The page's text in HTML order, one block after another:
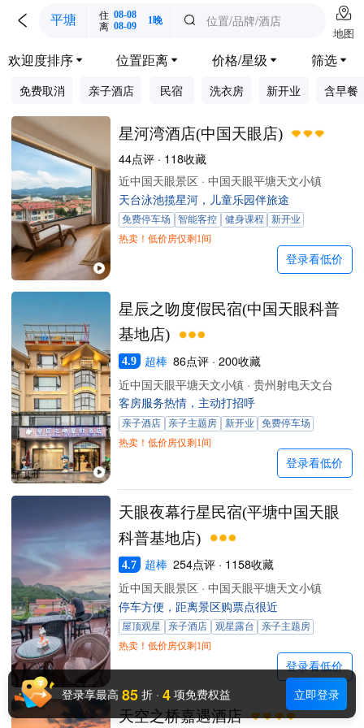
 平塘 住 08-08
离 08-09 1晚  位置/品牌/酒店 
地图
欢迎度排序 位置距离  价格/星级  筛选 
免费取消 亲子酒店 民宿 洗衣房 新开业 含早餐
星河湾酒店(中国天眼店)
44点评 · 118收藏
近中国天眼景区 · 中国天眼平塘天文小镇
天台泳池揽星河，儿童乐园伴旅途
免费停车场 智能客控 健身课程
新开业
热卖！低价房仅剩1间
登录看低价
星辰之吻度假民宿(中国天眼科普
基地店)
4.9 超棒 86点评 · 200收藏
近中国天眼平塘天文小镇 · 贵州射电天文台
客房服务热情，主动打招呼
亲子酒店 亲子主题房 新开业
免费停车场
热卖！低价房仅剩1间
登录看低价
天眼夜幕行星民宿(平塘中国天眼
科普基地店)
4.7 超棒 254点评 · 1158收藏
近中国天眼景区 · 中国天眼平塘天文小镇
停车方便，距离景区购票点很近
屋顶观星 亲子酒店 观星露台
亲子主题房
热卖！低价房仅剩1间
登录看低价
天空之桥嘉遇酒店
登录享最高 85 折 · 4 项免费权益 立即登录